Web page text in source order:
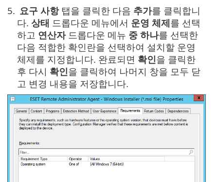
5. 요구 사항탭을 클릭한 다음 추가를 클릭합니
다. 상태 드롭다운 메뉴에서 운영 체제를 선택
하고 연산자드롭다운 메뉴 중 하나를 선택한
다음 적합한 확인란을 선택하여 설치할 운영
체제를 지정합니다. 완료되면 확인을 클릭한
후 다시 확인을 클릭하여 나머지 창을 모두 닫
고 변경 내용을 저장합니다.